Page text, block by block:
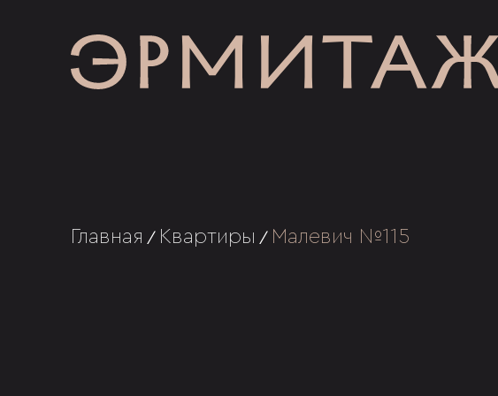
Главная / Квартиры / Малевич №115